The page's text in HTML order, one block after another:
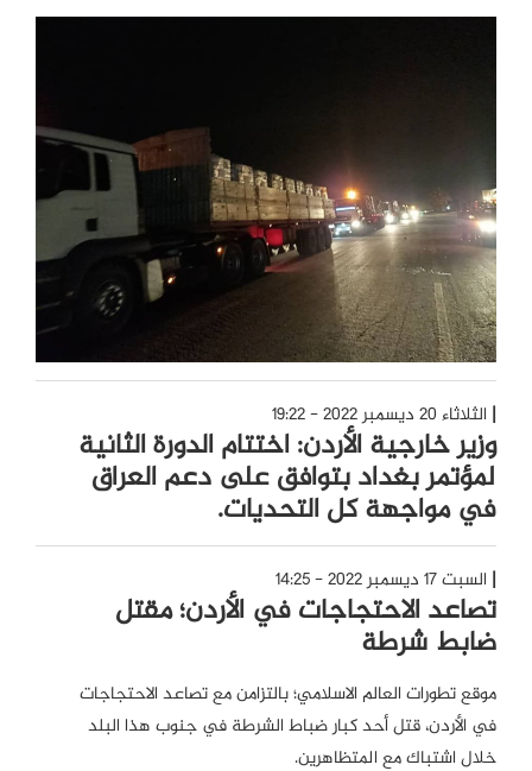
الثلاثاء 20 ديسمبر 2022 - 19:22
وزير خارجية الأردن: اختتام الدورة الثانية
لمؤتمر بغداد بتوافق على دعم العراق
في مواجهة كل التحديات.
السبت 17 ديسمبر 2022 - 14:25
تصاعد الاحتجاجات في الأردن؛ مقتل
ضابط شرطة
موقع تطورات العالم الاسلامي؛ بالتزامن مع تصاعد الاحتجاجات
في الأردن، قتل أحد كبار ضباط الشرطة في جنوب هذا البلد
خلال اشتباك مع المتظاهرين.